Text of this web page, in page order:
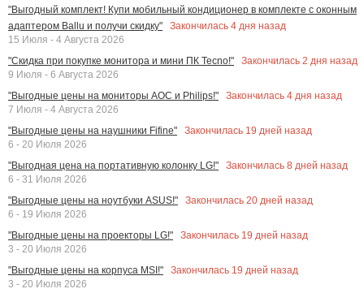
"Выгодный комплект! Купи мобильный кондиционер в комплекте с оконным
адаптером Ballu и получи скидку"
Закончилась 4 дня назад
15 Июля - 4 Августа 2026
"Скидка при покупке монитора и мини ПК Tecno!"
Закончилась 2 дня назад
9 Июля - 6 Августа 2026
"Выгодные цены на мониторы AOC и Philips!"
Закончилась 4 дня назад
7 Июля - 4 Августа 2026
"Выгодные цены на наушники Fifine"
Закончилась 19 дней назад
6 - 20 Июля 2026
"Выгодная цена на портативную колонку LG!"
Закончилась 8 дней назад
6 - 31 Июля 2026
"Выгодные цены на ноутбуки ASUS!"
Закончилась 20 дней назад
6 - 19 Июля 2026
"Выгодные цены на проекторы LG!"
Закончилась 19 дней назад
3 - 20 Июля 2026
"Выгодные цены на корпуса MSI!"
Закончилась 19 дней назад
3 - 20 Июля 2026